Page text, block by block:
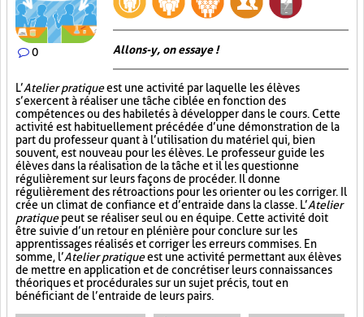
0 Allons-y, on essaye !
L’Atelier pratiqueest une activité par laquelle les élèves
s’exercent à réaliser une tâche ciblée en fonction des
compétences ou des habiletés à développer dans le cours. Cette
activité est habituellement précédée d’une démonstration de la
part du professeur quant à l’utilisation du matériel qui, bien
souvent, est nouveau pour les élèves. Le professeur guide les
élèves dans la réalisation de la tâche et il les questionne
régulièrement sur leurs façons de procéder. Il donne
régulièrement des rétroactions pour les orienter ou les corriger. Il
crée un climat de confiance et d’entraide dans la classe. L’Atelier
pratiquepeut se réaliser seul ou en équipe. Cette activité doit
être suivie d’un retour en plénière pour conclure sur les
apprentissages réalisés et corriger les erreurs commises. En
somme, l’Atelier pratiqueest une activité permettant aux élèves
de mettre en application et de concrétiser leurs connaissances
théoriques et procédurales sur un sujet précis, tout en
bénéficiant de l’entraide de leurs pairs.